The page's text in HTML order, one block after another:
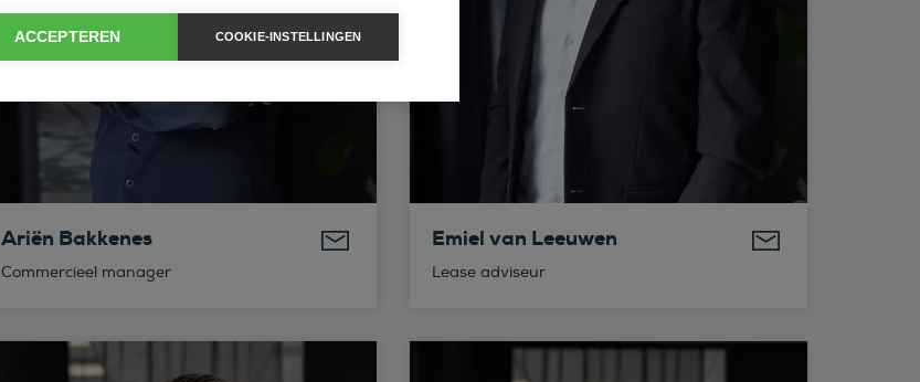
Ariën Bakkenes
Commercieel manager
Emiel van Leeuwen
Lease adviseur
ACCEPTEREN COOKIE-INSTELLINGEN